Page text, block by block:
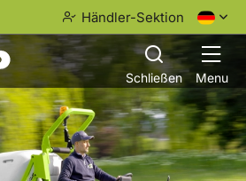
Händler-Sektion
Schließen Menu